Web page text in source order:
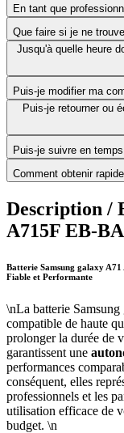
En tant que
Que faire si je ne
Jusqu'à quelle heure
Puis-je modifier ma
Puis-je retourner ou
Puis-je suivre en
Comment obtenir
Description /
A715F EB-
Batterie Samsung galaxy
Fiable et Performante
\nLa batterie
compatible de haute
prolonger la durée de
garantissent une
performances
conséquent, elles
professionnels et les
utilisation efficace de
budget. \n